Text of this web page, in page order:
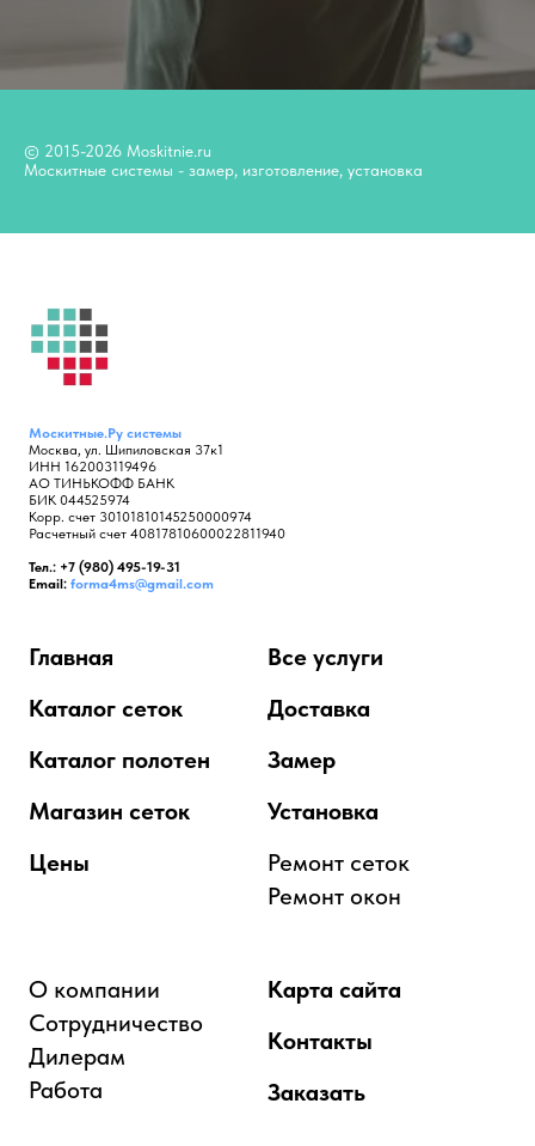
© 2015-2026 Moskitnie.ru
Москитные системы - замер, изготовление, установка
Москитные.Ру системы
Москва, ул. Шипиловская 37к1
ИНН 162003119496
АО ТИНЬКОФФ БАНК
БИК 044525974
Корр. счет 30101810145250000974
Расчетный счет 40817810600022811940
Тел.: +7 (980) 495-19-31
Email: forma4ms@gmail.com
Главная
Каталог сеток
Каталог полотен
Магазин сеток
Цены
Все услуги
Доставка
Замер
Установка
Ремонт сеток
Ремонт окон
О компании
Сотрудничество
Дилерам
Работа
Карта сайта
Контакты
Заказать